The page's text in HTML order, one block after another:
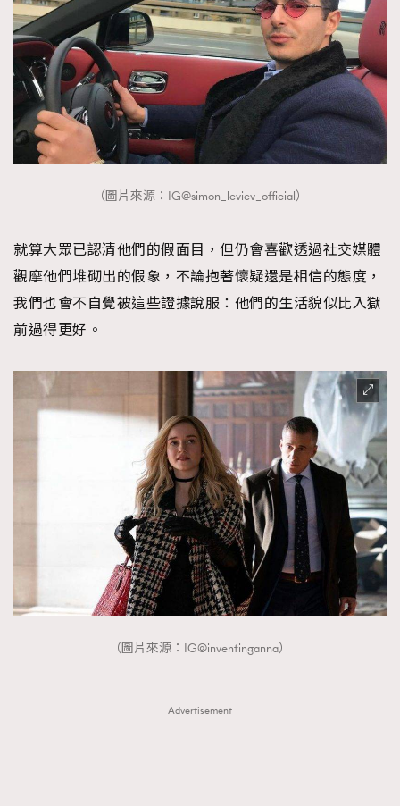
（圖片來源：IG@simon_leviev_official）
就算大眾已認清他們的假面目，但仍會喜歡透過社交媒體
觀摩他們堆砌出的假象，不論抱著懷疑還是相信的態度，
我們也會不自覺被這些證據說服：他們的生活貌似比入獄
前過得更好。
（圖片來源：IG@inventinganna）
Advertisement